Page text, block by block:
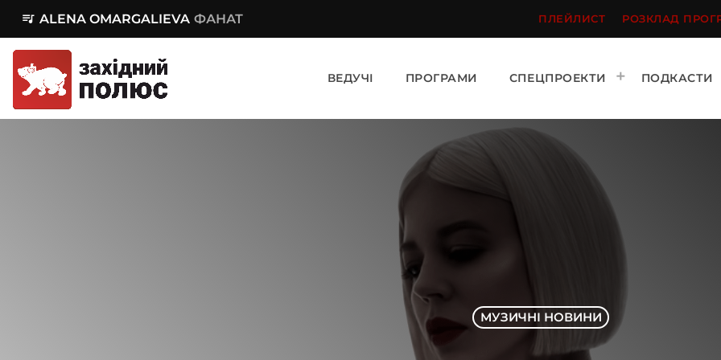
queue_music ALENA OMARGALIEVA ФАНАТ ПЛЕЙЛИСТ РОЗКЛАД
ВЕДУЧІ ПРОГРАМИ СПЕЦПРОЕКТИ ПОДКАСТИ
МУЗИЧНІ НОВИНИ